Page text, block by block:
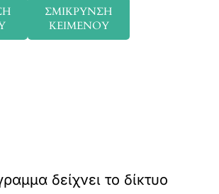
ΣΜΙΚΡΥΝΣΗ
ΚΕΙΜΕΝΟΥ
δείχνει το δίκτυο